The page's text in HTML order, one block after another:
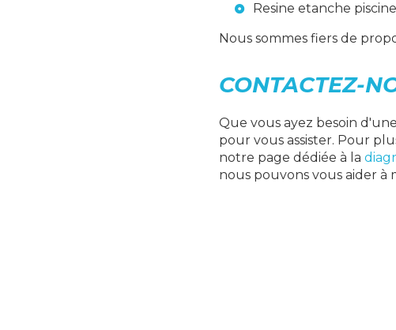
Resine etanche
Nous sommes fiers de
CONTACTEZ-
Que vous ayez besoin
pour vous assister. Pour
notre page dédiée à la
nous pouvons vous aider